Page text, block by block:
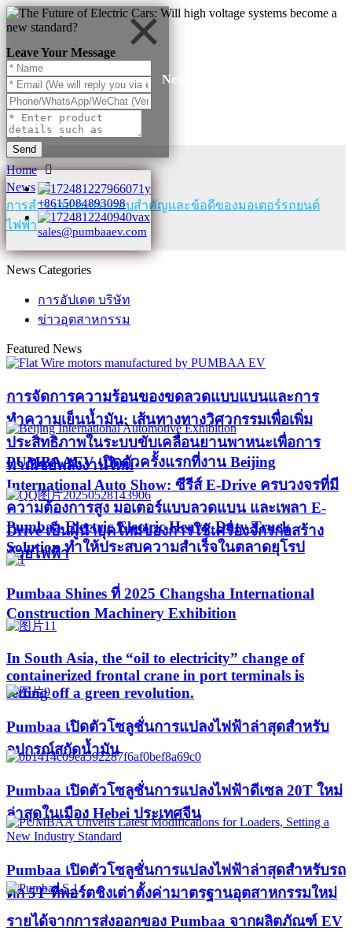
Leave Your Message
Send
+8615084893098
sales@pumbaaev.com
News
Home
News
การสำรวจส่วนประกอบสำคัญและข้อดีของมอเตอร์รถยนต์
ไฟฟ้า
News Categories
การอัปเดต บริษัท
ข่าวอุตสาหกรรม
Featured News
การจัดการความร้อนของขดลวดแบบแบนและการ
ทำความเย็นน้ำมัน: เส้นทางทางวิศวกรรมเพื่อเพิ่ม
ประสิทธิภาพในระบบขับเคลื่อนยานพาหนะเพื่อการ
พาณิชย์พลังงานใหม่
PUMBAAEV เปิดตัวครั้งแรกที่งาน Beijing
International Auto Show: ซีรีส์ E-Drive ครบวงจรที่มี
ความต้องการสูง มอเตอร์แบบลวดแบน และเพลา E-
Drive เป็นผู้นำยุคใหม่ของการใช้เครื่องจักรก่อสร้าง
ด้วยไฟฟ้า
Pumbaa Electric Electric Heavy-Duty Truck
Solution ทำให้ประสบความสำเร็จในตลาดยุโรป
Pumbaa Shines ที่ 2025 Changsha International
Construction Machinery Exhibition
In South Asia, the “oil to electricity” change of
containerized frontal crane in port terminals is
setting off a green revolution.
Pumbaa เปิดตัวโซลูชั่นการแปลงไฟฟ้าล่าสุดสำหรับ
อุปกรณ์สกัดน้ำมัน
Pumbaa เปิดตัวโซลูชั่นการแปลงไฟฟ้าดีเซล 20T ใหม่
ล่าสุดในเมือง Hebei ประเทศจีน
Pumbaa เปิดตัวโซลูชั่นการแปลงไฟฟ้าล่าสุดสำหรับรถ
ตัก 5T ที่พอร์ตชิงเต่าตั้งค่ามาตรฐานอุตสาหกรรมใหม่
รายได้จากการส่งออกของ Pumbaa จากผลิตภัณฑ์ EV